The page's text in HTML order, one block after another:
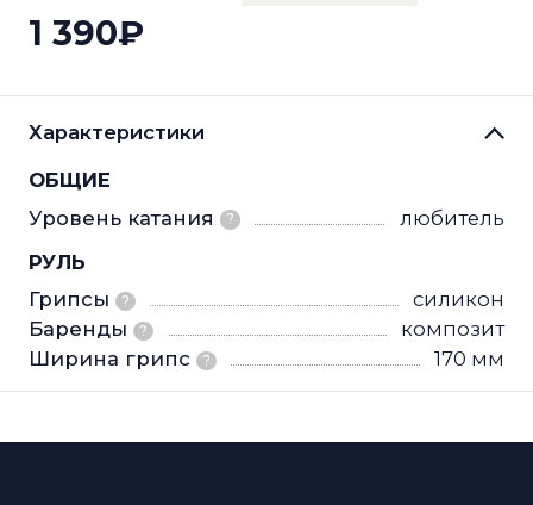
1 390₽
Характеристики
ОБЩИЕ
Уровень катания
?
любитель
РУЛЬ
Грипсы
?
силикон
Баренды
?
композит
Ширина грипс
? 170 мм